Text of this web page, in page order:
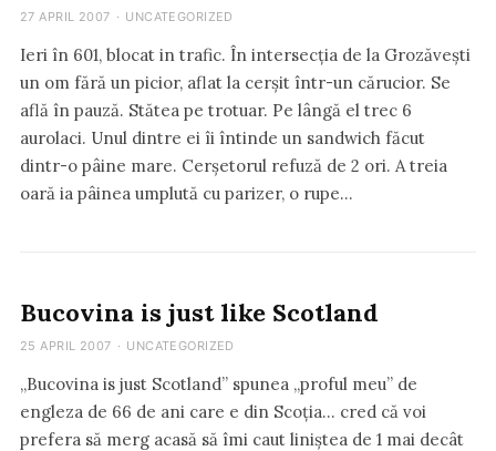
27 APRIL 2007 · UNCATEGORIZED
Ieri în 601, blocat in trafic. În intersecția de la Grozăvești
un om fără un picior, aflat la cerșit într-un cărucior. Se
află în pauză. Stătea pe trotuar. Pe lângă el trec 6
aurolaci. Unul dintre ei îi întinde un sandwich făcut
dintr-o pâine mare. Cerșetorul refuză de 2 ori. A treia
oară ia pâinea umplută cu parizer, o rupe…
Bucovina is just like Scotland
25 APRIL 2007 · UNCATEGORIZED
„Bucovina is just Scotland” spunea „proful meu” de
engleza de 66 de ani care e din Scoția… cred că voi
prefera să merg acasă să îmi caut liniștea de 1 mai decât